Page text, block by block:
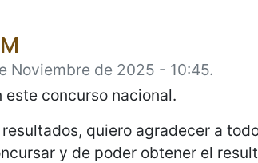
Noviembre de 2025 - 10:45.
concurso nacional.
quiero agradecer a
y de poder obtener el